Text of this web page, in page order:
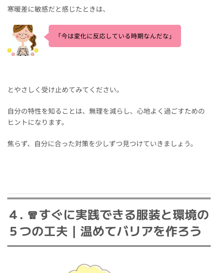
寒暖差に敏感だと感じたときは、
「今は変化に反応している時期なんだな」
とやさしく受け止めてみてください。
自分の特性を知ることは、無理を減らし、心地よく過ごすための
ヒントになります。
焦らず、自分に合った対策を少しずつ見つけていきましょう。
４. 🧣すぐに実践できる服装と環境の
５つの工夫｜温めてバリアを作ろう